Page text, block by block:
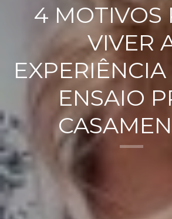
4 MOTIVOS
VIVER
ENSAIO